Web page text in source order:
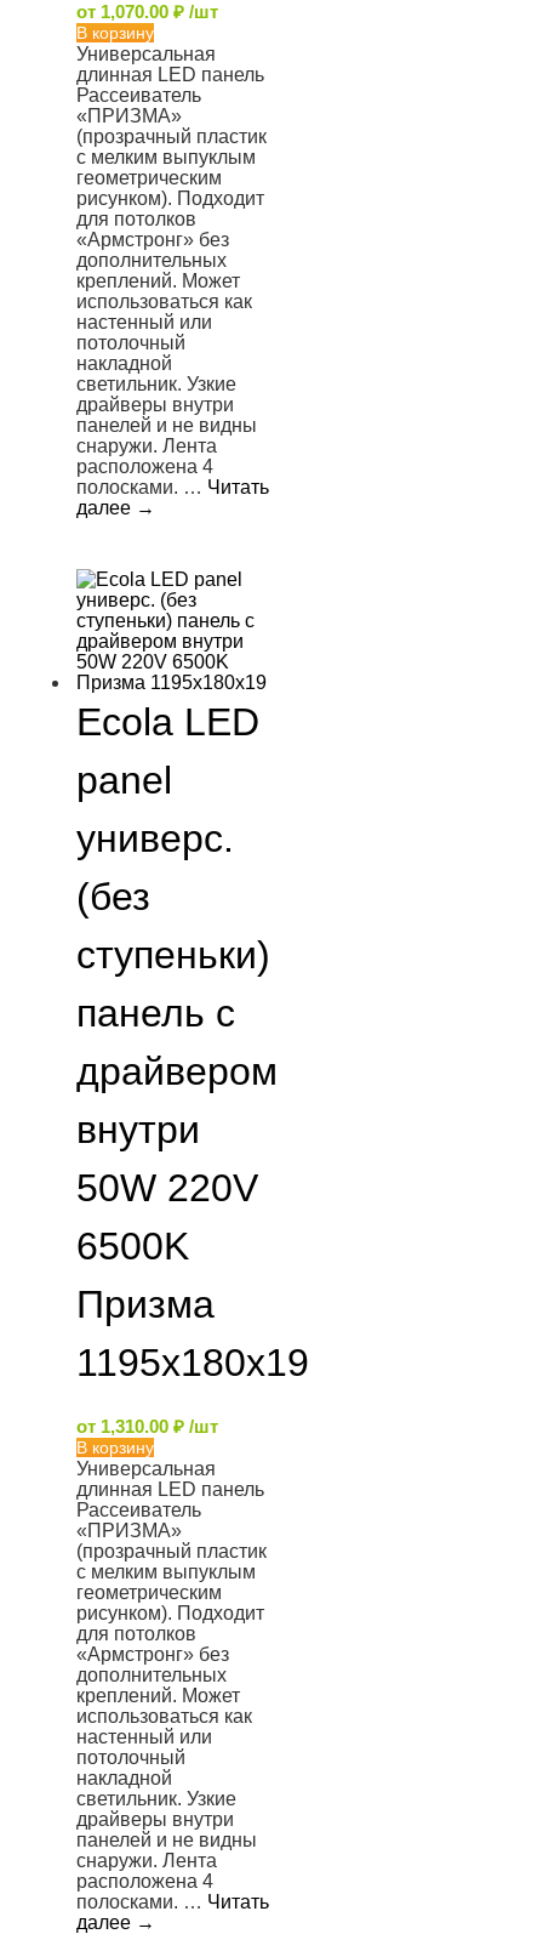
от 1,070.00 ₽ /шт
В корзину
Универсальная
длинная LED панель
Рассеиватель
«ПРИЗМА»
(прозрачный пластик
с мелким выпуклым
геометрическим
рисунком). Подходит
для потолков
«Армстронг» без
дополнительных
креплений. Может
использоваться как
настенный или
потолочный
накладной
светильник. Узкие
драйверы внутри
панелей и не видны
снаружи. Лента
расположена 4
полосками. … Читать
далее →
Ecola LED
panel
универс.
(без
ступеньки)
панель с
драйвером
внутри
50W 220V
6500K
Призма
1195x180x19
от 1,310.00 ₽ /шт
В корзину
Универсальная
длинная LED панель
Рассеиватель
«ПРИЗМА»
(прозрачный пластик
с мелким выпуклым
геометрическим
рисунком). Подходит
для потолков
«Армстронг» без
дополнительных
креплений. Может
использоваться как
настенный или
потолочный
накладной
светильник. Узкие
драйверы внутри
панелей и не видны
снаружи. Лента
расположена 4
полосками. … Читать
далее →